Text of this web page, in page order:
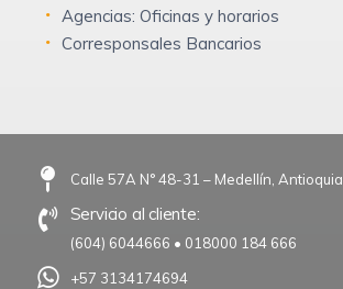
Agencias: Oficinas y horarios
Corresponsales Bancarios
Calle 57A N° 48-31 – Medellín, Antioquia
Servicio al cliente:
(604) 6044666 • 018000 184 666
+57 3134174694